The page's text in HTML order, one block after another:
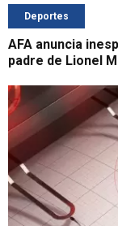
Deportes
AFA anuncia
padre de Lionel